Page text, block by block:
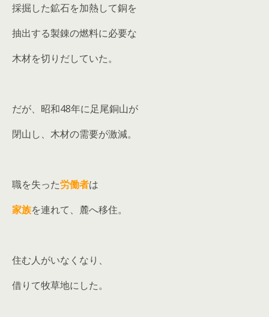
採掘した鉱石を加熱して銅を
抽出する製錬の燃料に必要な
木材を切りだしていた。
だが、昭和48年に足尾銅山が
閉山し、木材の需要が激減。
職を失った労働者は
家族を連れて、麓へ移住。
住む人がいなくなり、
借りて牧草地にした。